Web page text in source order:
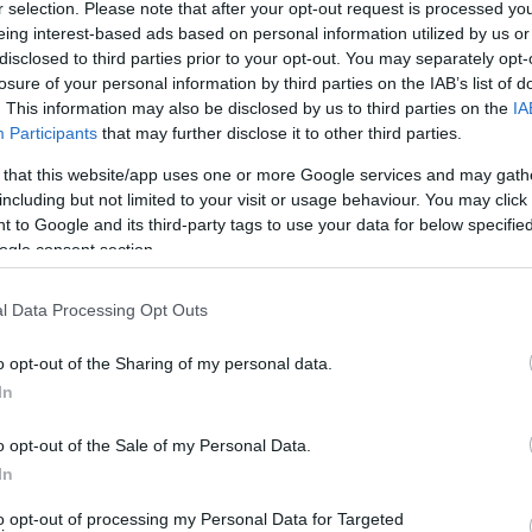
selection. Please note that after your opt-out request is processed
interest-based ads based on personal information utilized by us
to third parties prior to your opt-out. You may separately
of your personal information by third parties on the IAB’s list of
This information may also be disclosed by us to third parties on the
Participants that may further disclose it to other third parties.
that this website/app uses one or more Google services and may
but not limited to your visit or usage behaviour. You may
to Google and its third-party tags to use your data for below
consent section.
Data Processing Opt Outs
opt-out of the Sharing of my personal data.
opt-out of the Sale of my Personal Data.
opt-out of processing my Personal Data for Targeted
kapta azOctopus címet. „Bár a zenekar már évek óta
A feje én vagyok, és nyolc karja van, mint egy polipnak:
Zsolt és Fonay Tibor építik fel a zenét, Csízi László és
kilencedik tagként kezelünk mindannyian” – meséli Subicz
olvadnak egybe, teret adva szikár dalformáknak és a
zenét, jazzt, elektronikust, régi tánczenét, népzenét,
ami laktató, de izgalmas, átmozgat, de azért az
magam észre, hogy nem találok ilyen lemezt. Éreztem,
hogy írok magamnak egyet! Ez lett az
csajának csinál: ilyesmiket hallgatok, ez vagyok én”